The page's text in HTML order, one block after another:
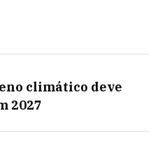
climático deve
2027